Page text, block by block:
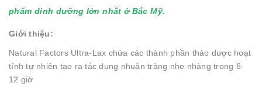
phẩm dinh dưỡng lớn nhất ở Bắc Mỹ.
Giới thiệu:
Natural Factors Ultra-Lax chứa các thành phần thảo dược hoạt
tính tự nhiên tạo ra tác dụng nhuận tràng nhẹ nhàng trong 6-
12 giờ